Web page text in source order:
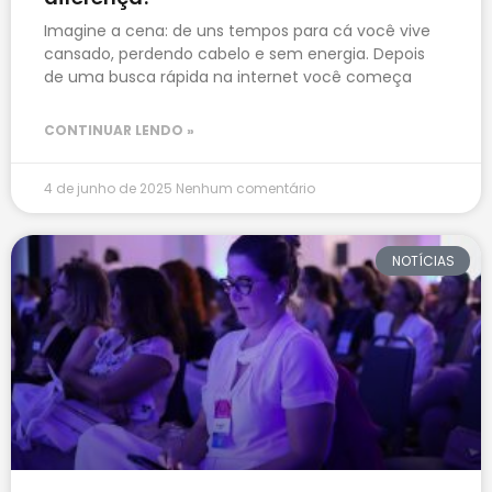
Imagine a cena: de uns tempos para cá você vive
cansado, perdendo cabelo e sem energia. Depois
de uma busca rápida na internet você começa
CONTINUAR LENDO »
4 de junho de 2025 Nenhum comentário
NOTÍCIAS